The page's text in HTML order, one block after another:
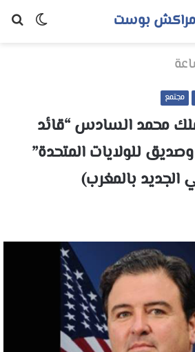
الوضع
مراكش بوست
مجتمع
محمد السادس “قائد
للولايات المتحدة”
الجديد بالمغرب)